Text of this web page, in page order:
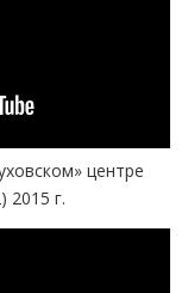
центре
2015 г.